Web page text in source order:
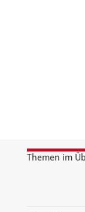
Themen im